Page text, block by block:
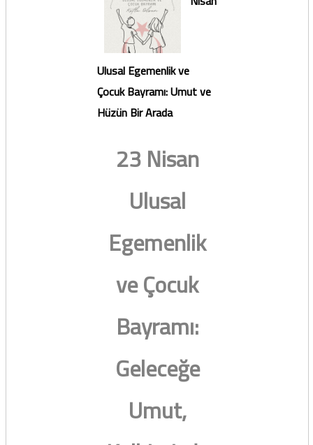
Ulusal Egemenlik ve
Çocuk Bayramı: Umut ve
Hüzün Bir Arada
23 Nisan
Ulusal
Egemenlik
ve Çocuk
Bayramı:
Geleceğe
Umut,